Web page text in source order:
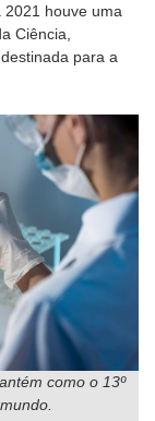
2021 houve uma
Ciência,
para a
como o 13º